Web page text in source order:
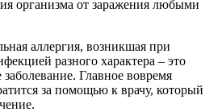
организма от заражения любыми
аллергия, возникшая при
разного характера – это
Главное вовремя
за помощью к врачу, который